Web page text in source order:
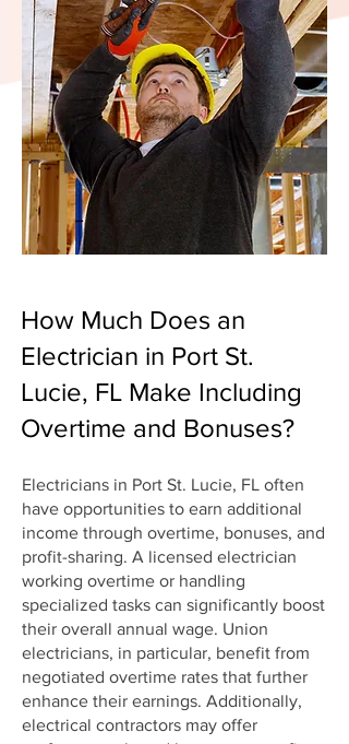
How Much Does an
Electrician in Port St.
Lucie, FL Make Including
Overtime and Bonuses?
Electricians in Port St. Lucie, FL often
have opportunities to earn additional
income through overtime, bonuses, and
profit-sharing. A licensed electrician
working overtime or handling
specialized tasks can significantly boost
their overall annual wage. Union
electricians, in particular, benefit from
negotiated overtime rates that further
enhance their earnings. Additionally,
electrical contractors may offer